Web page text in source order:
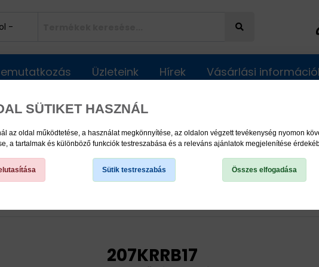
SÜTIKET HASZNÁL
az oldal működtetése, a használat megkönnyítése, az oldalon végzett tevékenység nyomon
a tartalmak és különböző funkciók testreszabása és a releváns ajánlatok megjelenítése
Sütik testreszabás Összes elfogadása
Üzleteink Hírek Vásárlási
207KRRB17